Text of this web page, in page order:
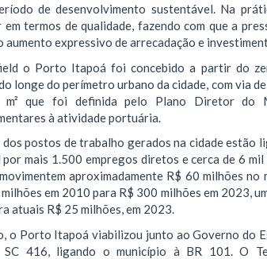
de desenvolvimento sustentável. Na
termos de qualidade, fazendo com que a
aumento expressivo de arrecadação e
o Porto Itapoá foi concebido a partir do
longe do perímetro urbano da cidade, com via
que foi definida pelo Plano Diretor do
à atividade portuária.
postos de trabalho gerados na cidade estão
mais 1.500 empregos diretos e cerca de 6
aproximadamente R$ 60 milhões no
em 2010 para R$ 300 milhões em 2023,
atuais R$ 25 milhões, em 2023.
o Porto Itapoá viabilizou junto ao Governo do
SC 416, ligando o município à BR 101. O